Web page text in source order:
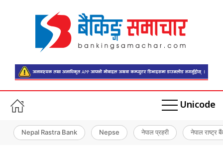
Unicode
Nepal Rastra Bank Nepse नेपाल प्रहरी नेपाल राष्ट्र